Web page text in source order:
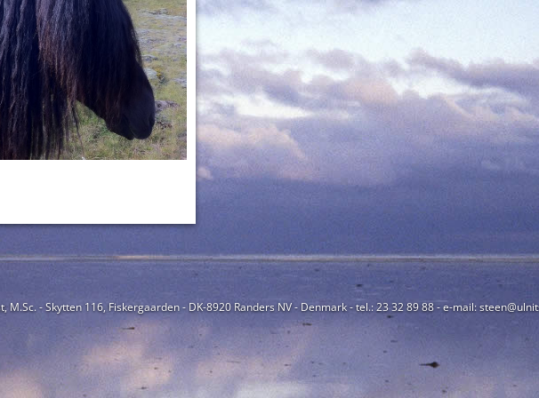
- Skytten 116, Fiskergaarden - DK-8920 Randers NV - Denmark - tel.: 23 32 89 88 - e-mail: